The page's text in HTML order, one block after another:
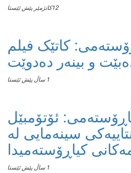
12كاتژمێر پێش ئێستا
کاتێک فیلم
و بینەر دەدوێت
1 ساڵ پێش ئێستا
ئۆتۆمبێل
سینەمایی لە
کیاڕۆستەمیدا
1 ساڵ پێش ئێستا